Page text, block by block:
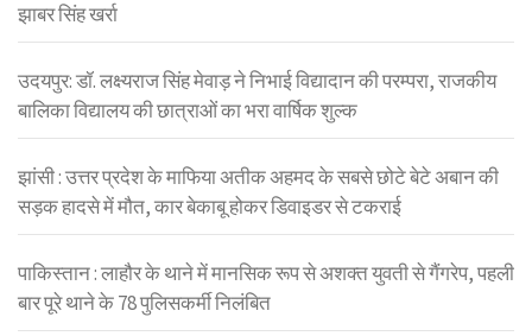
झाबर सिंह खर्रा
उदयपुर: डॉ. लक्ष्यराज सिंह मेवाड़ ने निभाई विद्यादान की परम्परा, राजकीय
बालिका विद्यालय की छात्राओं का भरा वार्षिक शुल्क
झांसी : उत्तर प्रदेश के माफिया अतीक अहमद के सबसे छोटे बेटे अबान की
सड़क हादसे में मौत, कार बेकाबू होकर डिवाइडर से टकराई
पाकिस्तान : लाहौर के थाने में मानसिक रूप से अशक्त युवती से गैंगरेप, पहली
बार पूरे थाने के 78 पुलिसकर्मी निलंबित